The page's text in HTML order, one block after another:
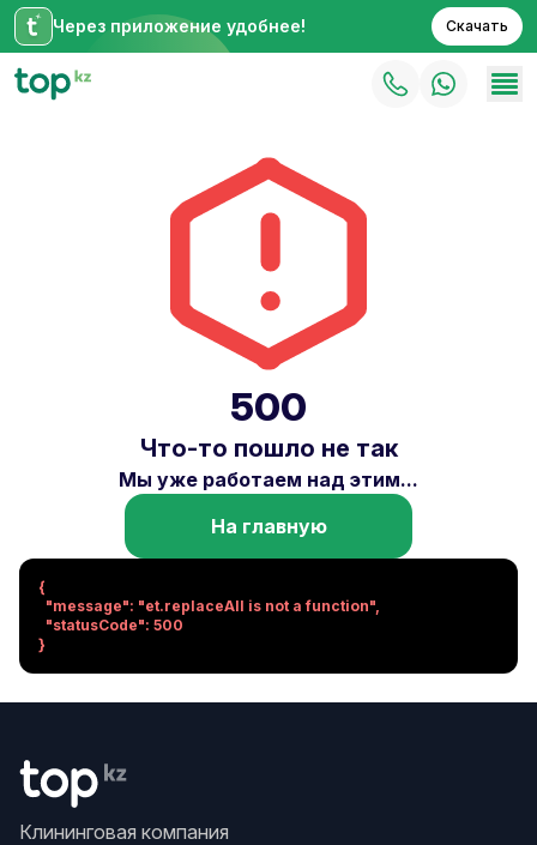
Через приложение удобнее! Скачать
500
Что-то пошло не так
Мы уже работаем над этим...
На главную
{
}
Клининговая компания